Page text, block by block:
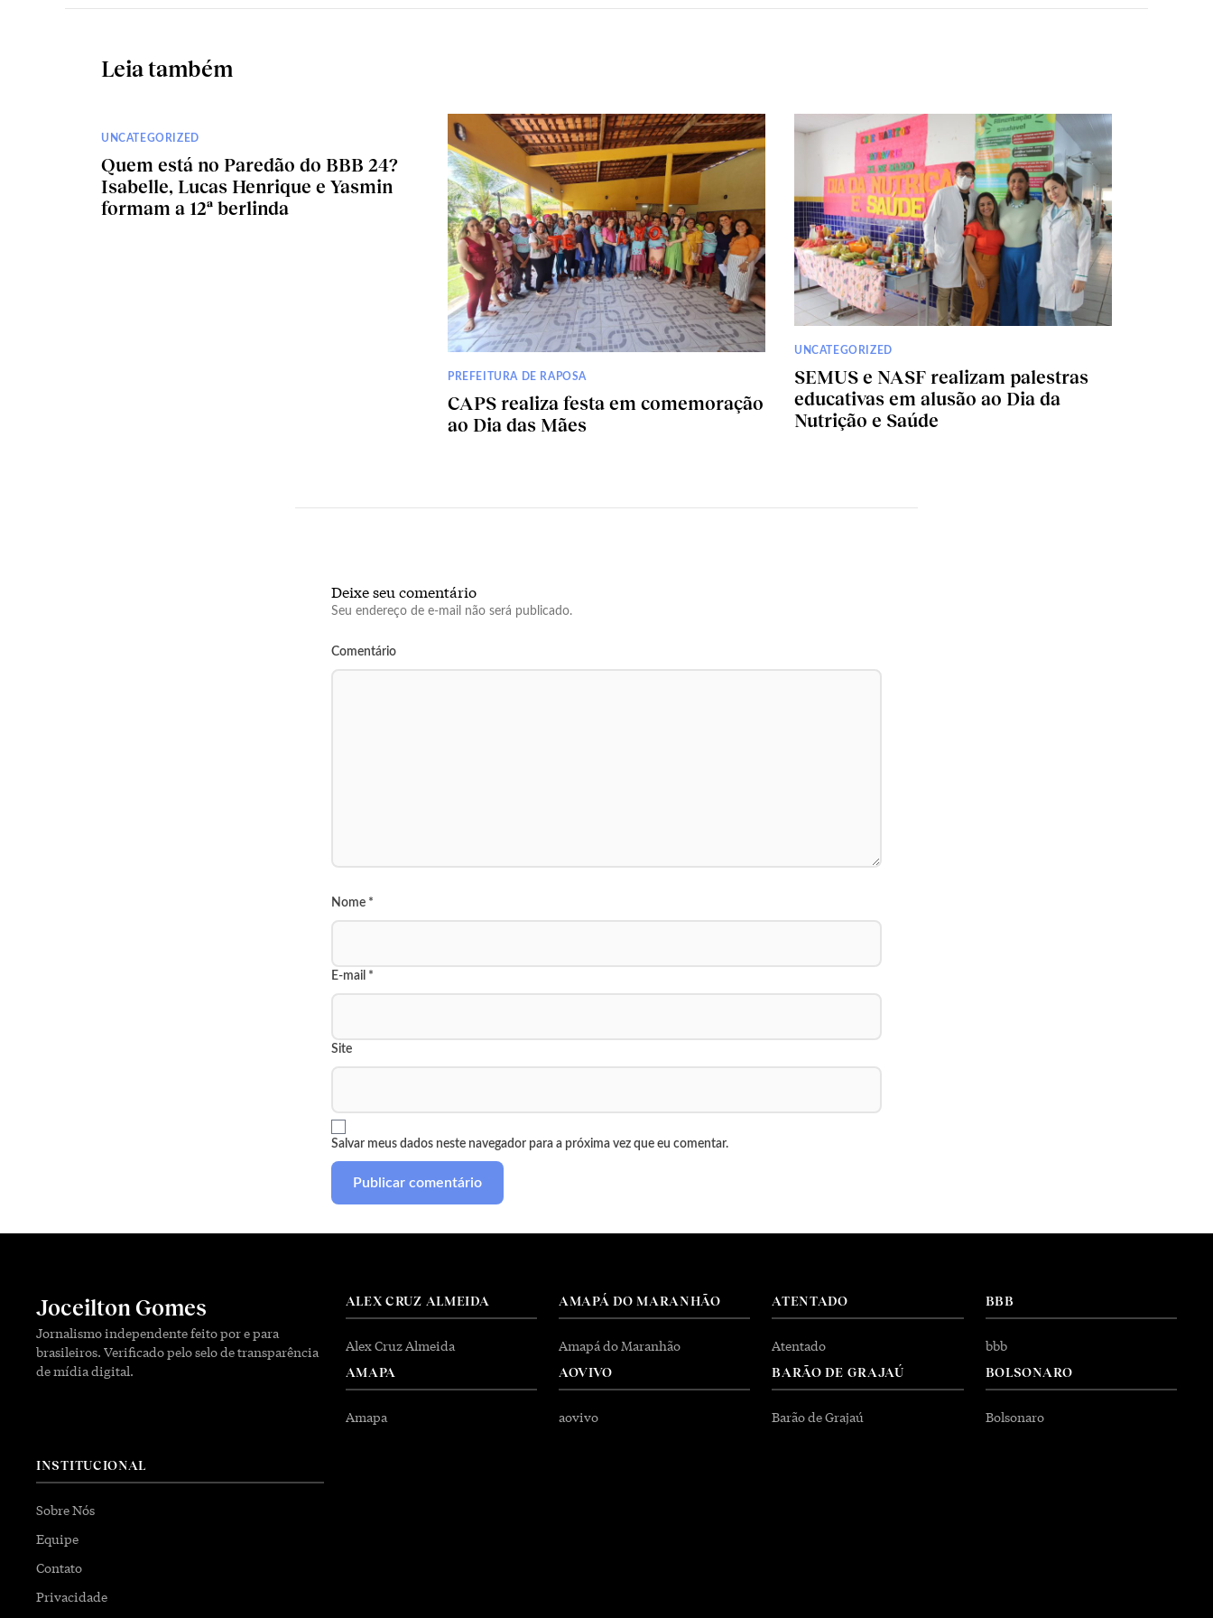
Leia também
UNCATEGORIZED
Quem está no Paredão do BBB 24?
Isabelle, Lucas Henrique e Yasmin
formam a 12ª berlinda
PREFEITURA DE RAPOSA
CAPS realiza festa em comemoração
ao Dia das Mães
UNCATEGORIZED
SEMUS e NASF realizam palestras
educativas em alusão ao Dia da
Nutrição e Saúde
Deixe seu comentário
Seu endereço de e-mail não será publicado.
Comentário
Nome *
E-mail *
Site
Salvar meus dados neste navegador para a próxima vez que eu comentar.
Joceilton Gomes
Jornalismo independente feito por e para
brasileiros. Verificado pelo selo de transparência
de mídia digital.
ALEX CRUZ ALMEIDA
Alex Cruz Almeida
AMAPA
Amapa
AMAPÁ DO MARANHÃO
Amapá do Maranhão
AOVIVO
aovivo
ATENTADO
Atentado
BARÃO DE GRAJAÚ
Barão de Grajaú
BBB
bbb
BOLSONARO
Bolsonaro
INSTITUCIONAL
Sobre Nós
Equipe
Contato
Privacidade